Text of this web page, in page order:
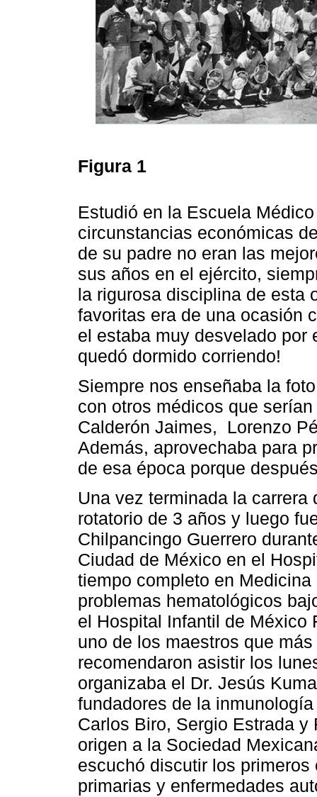
Figura 1
Estudió en la Escuela
circunstancias económicas
de su padre no eran las
sus años en el ejército,
la rigurosa disciplina de esta
favoritas era de una ocasión
el estaba muy desvelado por
quedó dormido corriendo!
Siempre nos enseñaba la
con otros médicos que
Calderón Jaimes, Lorenzo
Además, aprovechaba para
de esa época porque
Una vez terminada la
rotatorio de 3 años y luego
Chilpancingo Guerrero
Ciudad de México en el
tiempo completo en
problemas hematológicos
el Hospital Infantil de México
uno de los maestros que
recomendaron asistir los
organizaba el Dr. Jesús
fundadores de la
Carlos Biro, Sergio Estrada
origen a la Sociedad
escuchó discutir los
primarias y enfermedades